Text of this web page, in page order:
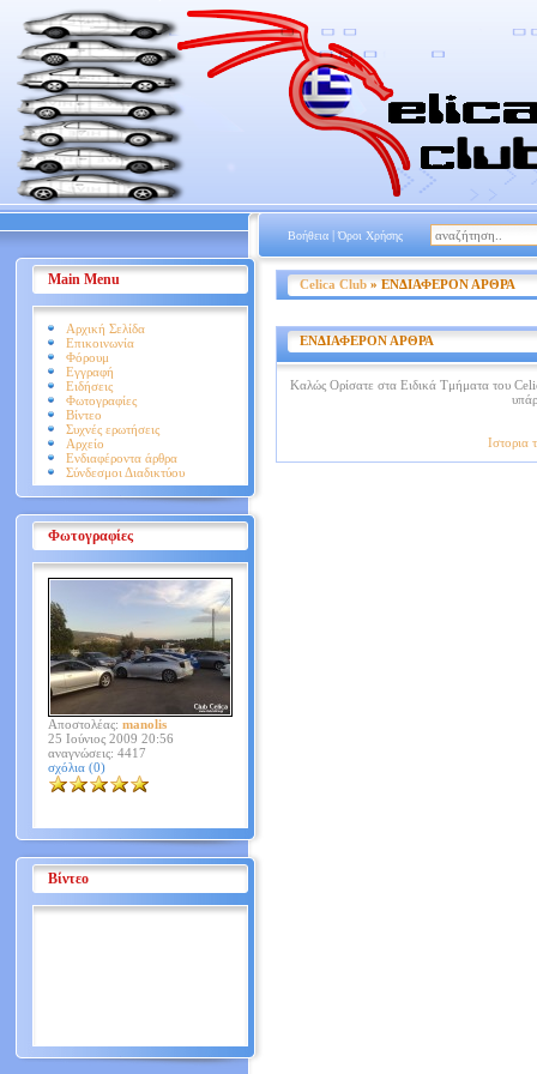
Main Menu
Αρχική Σελίδα
Επικοινωνία
Φόρουμ
Εγγραφή
Ειδήσεις
Φωτογραφίες
Βίντεο
Συχνές ερωτήσεις
Αρχείο
Ενδιαφέροντα άρθρα
Σύνδεσμοι Διαδικτύου
Φωτογραφίες
Αποστολέας: manolis
25 Ιούνιος 2009 20:56
αναγνώσεις: 4417
σχόλια (0)
Βίντεο
Βοήθεια | Όροι Χρήσης
Celica Club » ΕΝΔΙΑΦΕΡΟΝ ΑΡΘΡΑ
ΕΝΔΙΑΦΕΡΟΝ ΑΡΘΡΑ
Καλώς Ορίσατε στα Ειδικά Τμήματα του
Ιστορια